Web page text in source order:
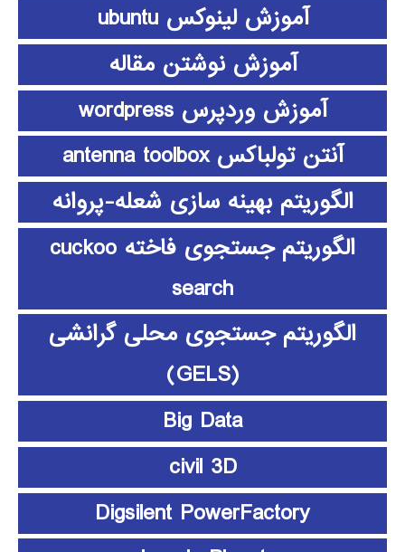
آموزش لینوکس ubuntu
آموزش نوشتن مقاله
آموزش وردپرس wordpress
آنتن تولباکس antenna toolbox
الگوریتم بهینه سازی شعله-پروانه
الگوریتم جستجوی فاخته cuckoo
search
الگوریتم جستجوی محلی گرانشی
(GELS)
Big Data
civil 3D
Digsilent PowerFactory